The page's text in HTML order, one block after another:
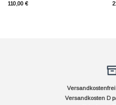
110,00 €
Versandkosten D